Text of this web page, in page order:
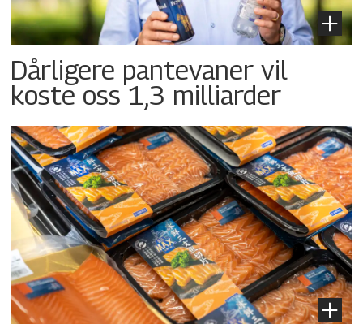
Dårligere pantevaner vil
koste oss 1,3 milliarder